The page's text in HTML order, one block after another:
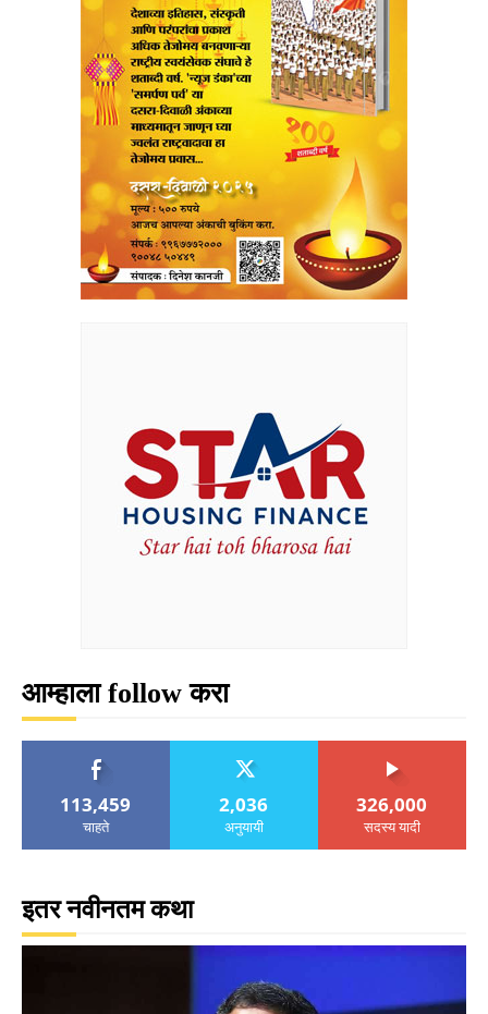
आम्हाला follow करा
113,459
चाहते
2,036
अनुयायी
326,000
सदस्य यादी
इतर नवीनतम कथा